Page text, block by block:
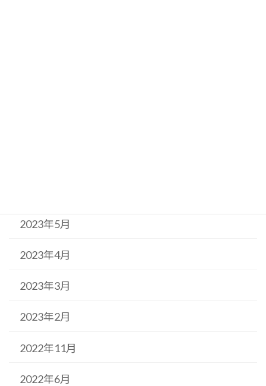
2023年5月
2023年4月
2023年3月
2023年2月
2022年11月
2022年6月